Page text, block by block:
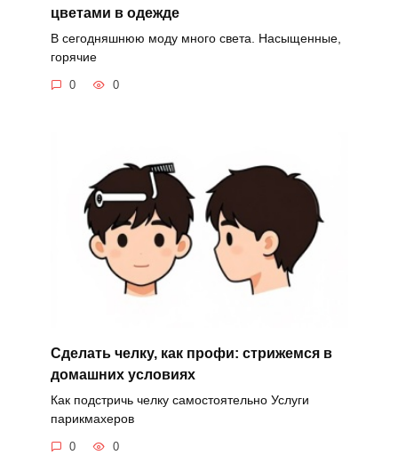
цветами в одежде
В сегодняшнюю моду много света. Насыщенные,
горячие
0 0
Сделать челку, как профи: стрижемся в
домашних условиях
Как подстричь челку самостоятельно Услуги
парикмахеров
0 0